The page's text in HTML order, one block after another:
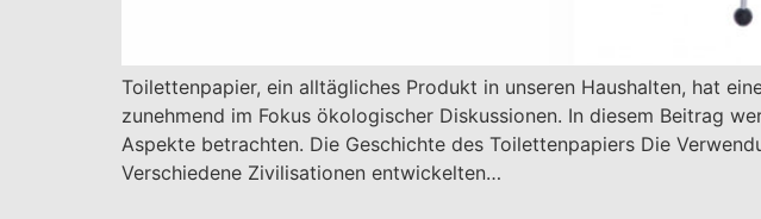
Toilettenpapier, ein alltägliches Produkt in unseren Haushalten, hat
zunehmend im Fokus ökologischer Diskussionen. In diesem Beitrag
Aspekte betrachten. Die Geschichte des Toilettenpapiers Die
Verschiedene Zivilisationen entwickelten…